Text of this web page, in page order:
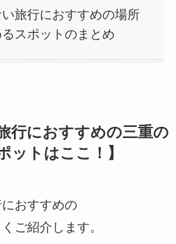
旅行におすすめの場所
るスポットのまとめ
行におすすめの三重の
ットはここ！】
おすすめの
ご紹介します。